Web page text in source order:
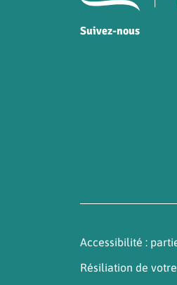
Suivez-nous
Accessibilité :
Résiliation de